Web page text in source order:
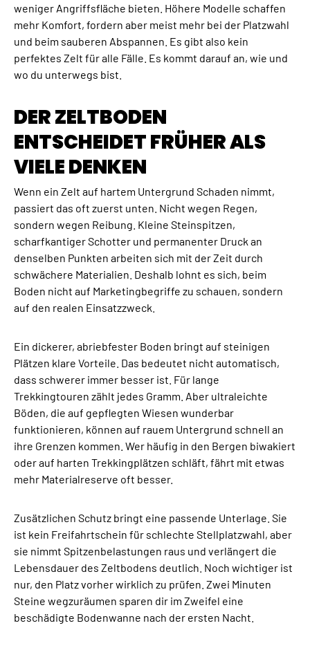
weniger Angriffsfläche bieten. Höhere Modelle schaffen
mehr Komfort, fordern aber meist mehr bei der Platzwahl
und beim sauberen Abspannen. Es gibt also kein
perfektes Zelt für alle Fälle. Es kommt darauf an, wie und
wo du unterwegs bist.
DER ZELTBODEN
ENTSCHEIDET FRÜHER ALS
VIELE DENKEN
Wenn ein Zelt auf hartem Untergrund Schaden nimmt,
passiert das oft zuerst unten. Nicht wegen Regen,
sondern wegen Reibung. Kleine Steinspitzen,
scharfkantiger Schotter und permanenter Druck an
denselben Punkten arbeiten sich mit der Zeit durch
schwächere Materialien. Deshalb lohnt es sich, beim
Boden nicht auf Marketingbegriffe zu schauen, sondern
auf den realen Einsatzzweck.
Ein dickerer, abriebfester Boden bringt auf steinigen
Plätzen klare Vorteile. Das bedeutet nicht automatisch,
dass schwerer immer besser ist. Für lange
Trekkingtouren zählt jedes Gramm. Aber ultraleichte
Böden, die auf gepflegten Wiesen wunderbar
funktionieren, können auf rauem Untergrund schnell an
ihre Grenzen kommen. Wer häufig in den Bergen biwakiert
oder auf harten Trekkingplätzen schläft, fährt mit etwas
mehr Materialreserve oft besser.
Zusätzlichen Schutz bringt eine passende Unterlage. Sie
ist kein Freifahrtschein für schlechte Stellplatzwahl, aber
sie nimmt Spitzenbelastungen raus und verlängert die
Lebensdauer des Zeltbodens deutlich. Noch wichtiger ist
nur, den Platz vorher wirklich zu prüfen. Zwei Minuten
Steine wegzuräumen sparen dir im Zweifel eine
beschädigte Bodenwanne nach der ersten Nacht.